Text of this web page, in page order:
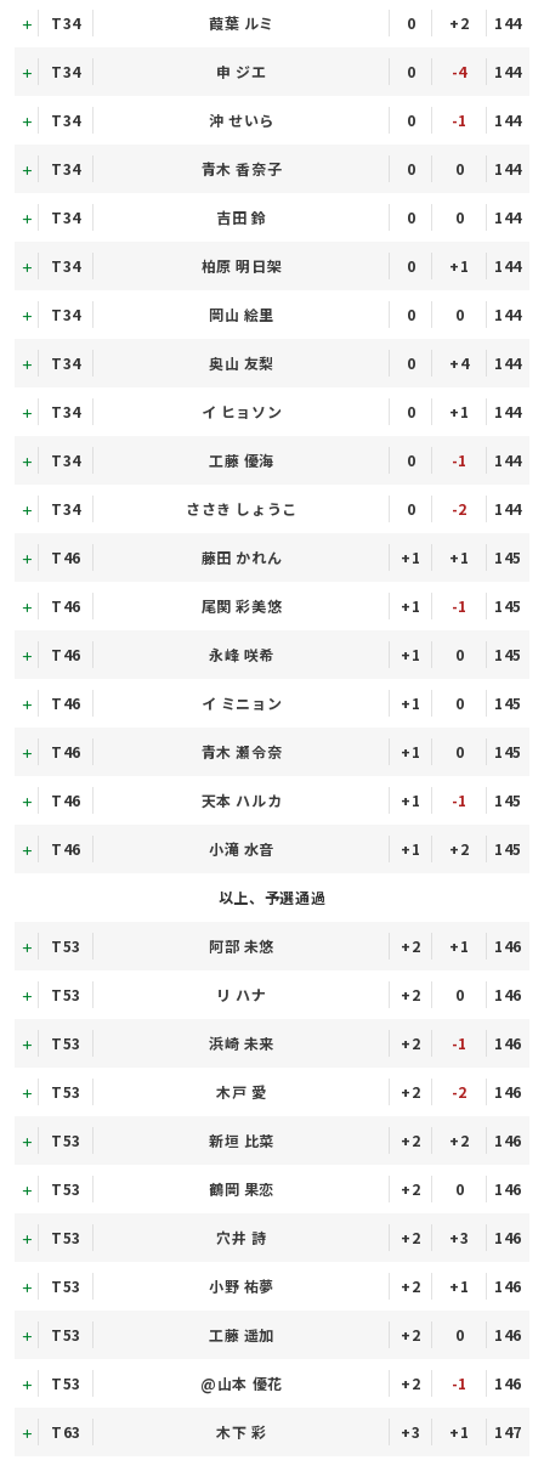
T34 葭葉 ルミ 0 +2 144
T34 申 ジエ 0 -4 144
T34 沖 せいら 0 -1 144
T34 青木 香奈子 0 0 144
T34 吉田 鈴 0 0 144
T34 柏原 明日架 0 +1 144
T34 岡山 絵里 0 0 144
T34 奥山 友梨 0 +4 144
T34 イ ヒョソン 0 +1 144
T34 工藤 優海 0 -1 144
T34 ささき しょうこ 0 -2 144
T46 藤田 かれん +1 +1 145
T46 尾関 彩美悠 +1 -1 145
T46 永峰 咲希 +1 0 145
T46 イ ミニョン +1 0 145
T46 青木 瀬令奈 +1 0 145
T46 天本 ハルカ +1 -1 145
T46 小滝 水音 +1 +2 145
以上、予選通過
T53 阿部 未悠 +2 +1 146
T53 リ ハナ +2 0 146
T53 浜崎 未来 +2 -1 146
T53 木戸 愛 +2 -2 146
T53 新垣 比菜 +2 +2 146
T53 鶴岡 果恋 +2 0 146
T53 穴井 詩 +2 +3 146
T53 小野 祐夢 +2 +1 146
T53 工藤 遥加 +2 0 146
T53 @山本 優花 +2 -1 146
T63 木下 彩 +3 +1 147